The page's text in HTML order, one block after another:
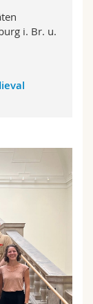
i. Br. u.